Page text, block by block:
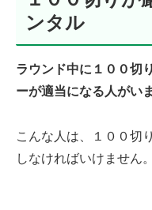
ンタル
ラウンド中に１００切
ーが適当になる人がい
こんな人は、１００切
しなければいけません。